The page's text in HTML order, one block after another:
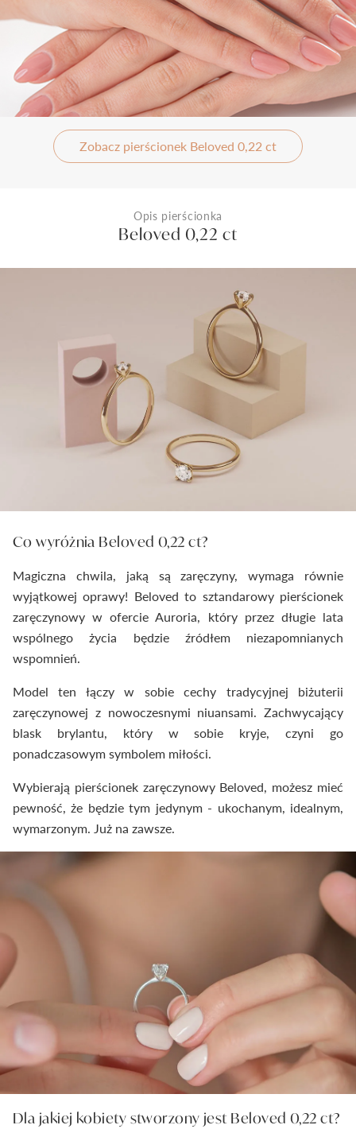
Zobacz pierścionek Beloved 0,22 ct
Opis pierścionka
Beloved 0,22 ct
Co wyróżnia Beloved 0,22 ct?
Magiczna chwila, jaką są zaręczyny, wymaga równie
wyjątkowej oprawy! Beloved to sztandarowy pierścionek
zaręczynowy w ofercie Auroria, który przez długie lata
wspólnego życia będzie źródłem niezapomnianych
wspomnień.
Model ten łączy w sobie cechy tradycyjnej biżuterii
zaręczynowej z nowoczesnymi niuansami. Zachwycający
blask brylantu, który w sobie kryje, czyni go
ponadczasowym symbolem miłości.
Wybierają pierścionek zaręczynowy Beloved, możesz mieć
pewność, że będzie tym jedynym - ukochanym, idealnym,
wymarzonym. Już na zawsze.
Dla jakiej kobiety stworzony jest Beloved 0,22 ct?